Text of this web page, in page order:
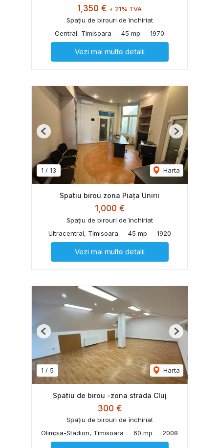
1,350 € + 21% TVA
Spațiu de birouri de închiriat
Central, Timisoara
45 mp 1970
Vezi mai multe detalii
1 / 13 Harta
Previous Next
Spatiu birou zona Piața Unirii
1,000 €
Spațiu de birouri de închiriat
Ultracentral, Timisoara
45 mp 1920
Vezi mai multe detalii
1 / 5 Harta
Previous Next
Spatiu de birou -zona strada Cluj
300 €
Spațiu de birouri de închiriat
Olimpia-Stadion, Timisoara
60 mp 2008